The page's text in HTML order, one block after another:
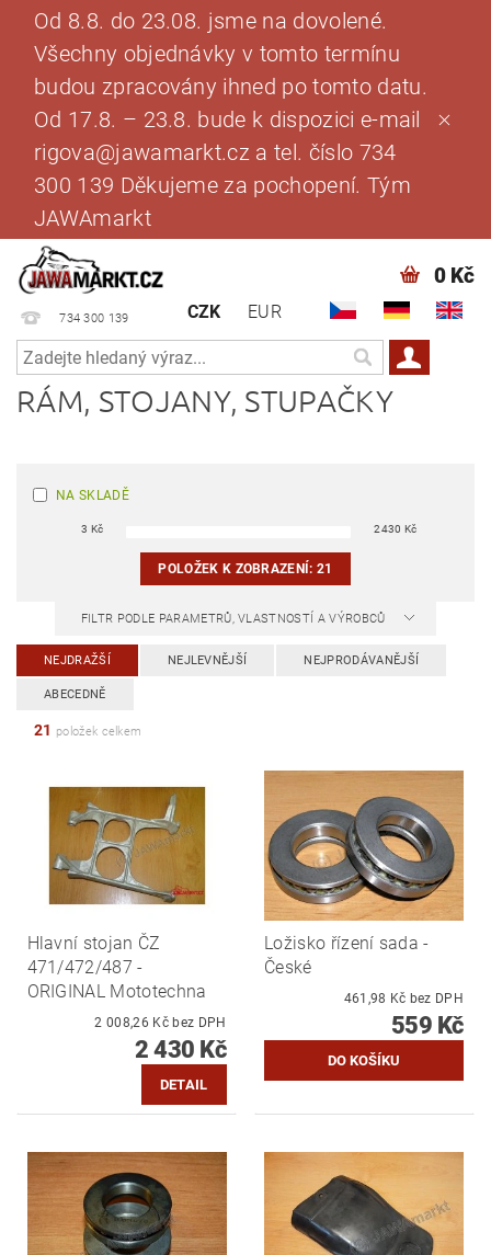
Od 8.8. do 23.08. jsme na dovolené.
Všechny objednávky v tomto termínu
budou zpracovány ihned po tomto datu.
Od 17.8. – 23.8. bude k dispozici e-mail
rigova@jawamarkt.cz a tel. číslo 734
300 139 Děkujeme za pochopení. Tým
JAWAmarkt
734 300 139 CZK EUR
0 Kč
RÁM, STOJANY, STUPAČKY
NA SKLADĚ
3 Kč 2430 Kč
POLOŽEK K ZOBRAZENÍ:21
FILTR PODLE PARAMETRŮ, VLASTNOSTÍ A VÝROBCŮ
NEJDRAŽŠÍ NEJLEVNĚJŠÍ NEJPRODÁVANĚJŠÍ
ABECEDNĚ
21 položek celkem
Hlavní stojan ČZ
471/472/487 -
ORIGINAL Mototechna
2 008,26 Kč bez DPH
2 430 Kč
DETAIL
Ložisko řízení sada -
České
461,98 Kč bez DPH
559 Kč